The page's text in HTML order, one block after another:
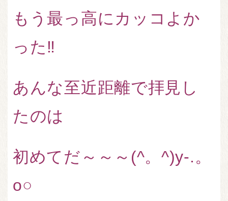
もう最っ高にカッコよか
った‼
あんな至近距離で拝見し
たのは
初めてだ～～～(^。^)y-.。
o○